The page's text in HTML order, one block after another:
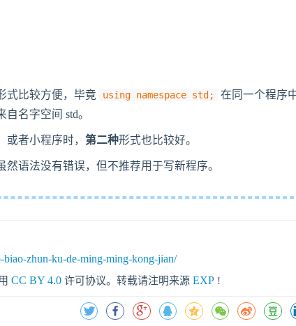
式比较方便，毕竟 using namespace std;
在同一个程序
名字空间 std。
或者小程序时，第二种形式也比较好。
语法没有错误，但不推荐用于写新程序。
biao-zhun-ku-de-ming-ming-kong-jian/
CC BY 4.0 许可协议。转载请注明来源EXP !